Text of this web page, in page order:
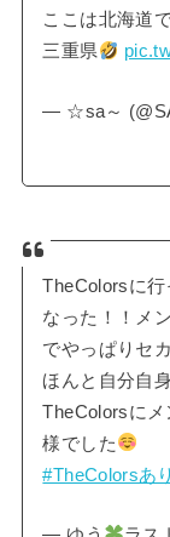
ここは北海道
三重県
— ☆sa～
TheColorsに
なった！！メ
でやっぱりセ
ほんと自分自
TheColorsに
様でした
#TheColorsあ